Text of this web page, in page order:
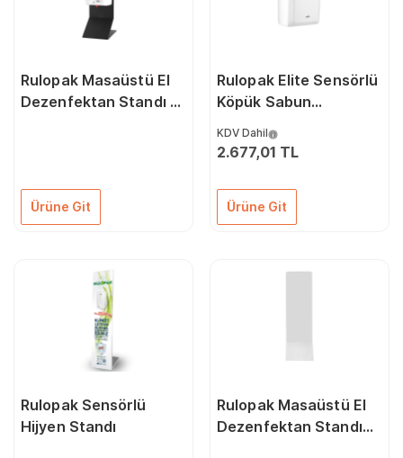
Rulopak Masaüstü El
Dezenfektan Standı -
Ürüne Git
Rulopak Elite Sensörlü
Köpük Sabun
Beyaz
KDV Dahil
2.677,01 TL
Ürüne Git
Rulopak Sensörlü
Hijyen Standı
Rulopak Masaüstü El
Dezenfektan Standı